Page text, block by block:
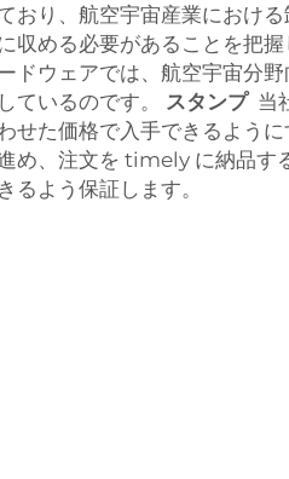
おり、航空宇宙産業におけ
収める必要があることを把握
ドウェアでは、航空宇宙分
ているのです。 スタンプ 当
せた価格で入手できるよう
め、注文を timely に納品す
るよう保証します。